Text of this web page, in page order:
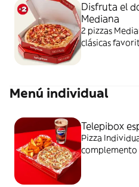
Disfruta el
Mediana
2 pizzas
clásicas
Menú individual
Telepibox
Pizza
complemento